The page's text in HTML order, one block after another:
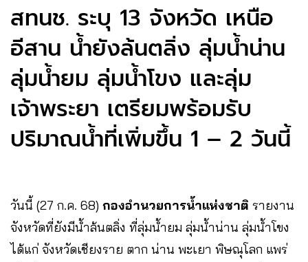
สทนช. ระบุ 13 จังหวัด เหนือ
อีสาน น้ำยังล้นตลิ่ง ลุ่มน้ำน่าน
ลุ่มน้ำยม ลุ่มน้ำโขง และลุ่ม
เจ้าพระยา เตรียมพร้อมรับ
ปริมาณน้ำที่เพิ่มขึ้น 1 – 2 วันนี้
วันนี้ (27 ก.ค. 68) กองอำนวยการน้ำแห่งชาติ รายงาน
จังหวัดที่ยังมีน้ำล้นตลิ่ง ที่ลุ่มน้ำยม ลุ่มน้ำน่าน ลุ่มน้ำโขง
ได้แก่ จังหวัดเชียงราย ตาก น่าน พะเยา พิษณุโลก แพร่